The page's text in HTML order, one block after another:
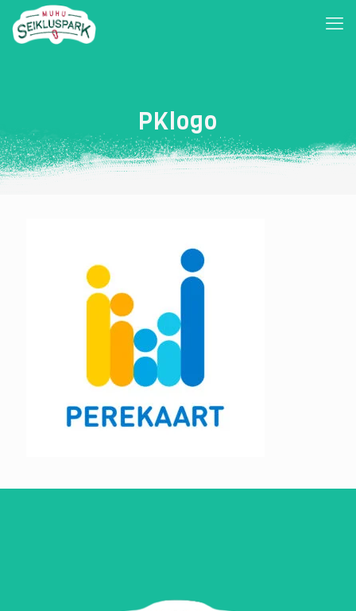
PKlogo